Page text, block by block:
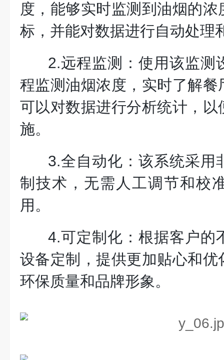
度，能够实时监测到油烟的
标，并能对数据进行自动处理
2.远程监测：使用该监测
程监测油烟浓度，实时了解
可以对数据进行分析统计，
施。
3.全自动化：该系统采用
制技术，无需人工调节和校
用。
4.可定制化：根据客户的
设备定制，提供更加贴心和
环保质量和品牌形象。